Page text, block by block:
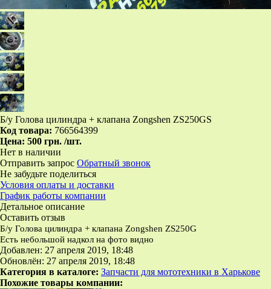
Б/у Голова цилиндра + клапана Zongshen ZS250GS
Код товара: 766564399
Цена: 500 грн. /шт.
Нет в наличии
Отправить запрос Обратный звонок
Не забудьте поделиться
Условия оплаты и доставки
График работы компании
Детальное описание
Оставить отзыв
Б/у Голова цилиндра + клапана Zongshen ZS250G
Есть небольшой надкол на фото видно
Добавлен: 27 апреля 2019, 18:48
Обновлён: 27 апреля 2019, 18:48
Категория в каталоге: Запчасти для мототехники в Харькове
Похожие товары компании: